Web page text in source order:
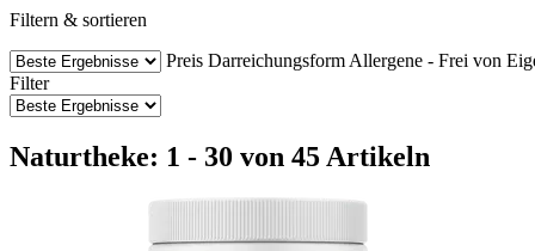
Filtern & sortieren
Preis Darreichungsform Allergene - Frei von
Filter
Naturtheke: 1 - 30 von 45 Artikeln